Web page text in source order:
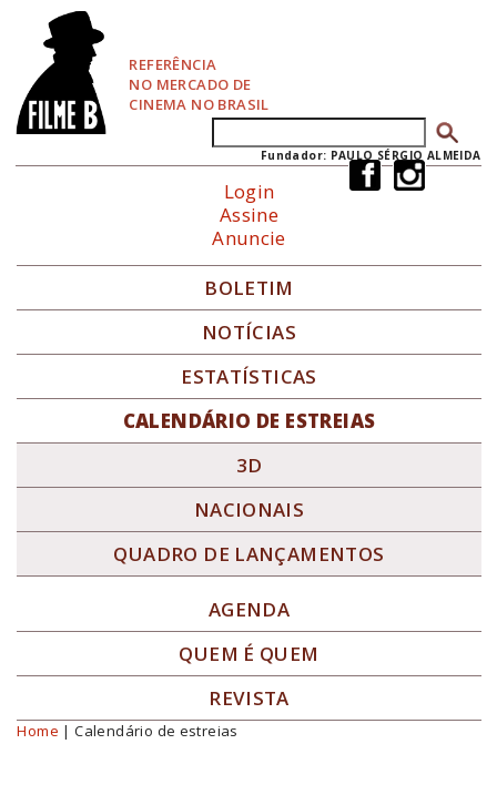
REFERÊNCIA
NO MERCADO DE
CINEMA NO BRASIL
Formulário de busca
Fundador: PAULO SÉRGIO ALMEIDA
Login
Assine
Anuncie
BOLETIM
NOTÍCIAS
ESTATÍSTICAS
CALENDÁRIO DE ESTREIAS
3D
NACIONAIS
QUADRO DE LANÇAMENTOS
AGENDA
QUEM É QUEM
REVISTA
Você está aqui
Home | Calendário de estreias